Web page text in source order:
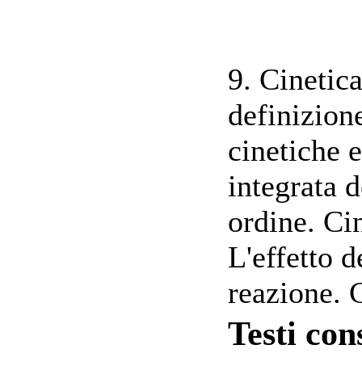
9.
cinetiche
integrata
ordine.
L'effetto
reazione.
Testi